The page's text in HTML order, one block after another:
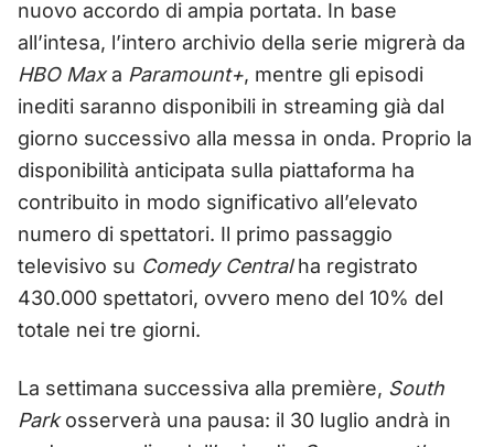
nuovo accordo di ampia portata. In base
all’intesa, l’intero archivio della serie migrerà da
HBO Maxa Paramount+, mentre gli episodi
inediti saranno disponibili in streaming già dal
giorno successivo alla messa in onda. Proprio la
disponibilità anticipata sulla piattaforma ha
contribuito in modo significativo all’elevato
numero di spettatori. Il primo passaggio
televisivo su Comedy Centralha registrato
430.000 spettatori, ovvero meno del 10% del
totale nei tre giorni.
La settimana successiva alla première, South
Parkosserverà una pausa: il 30 luglio andrà in